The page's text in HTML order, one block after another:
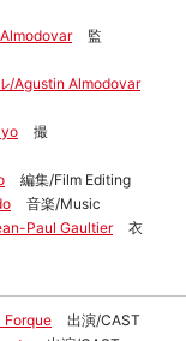
監
/Agustin Almodovar
撮
編集/Film Editing
音楽/Music
Paul Gaultier
衣
Forque
出演/CAST